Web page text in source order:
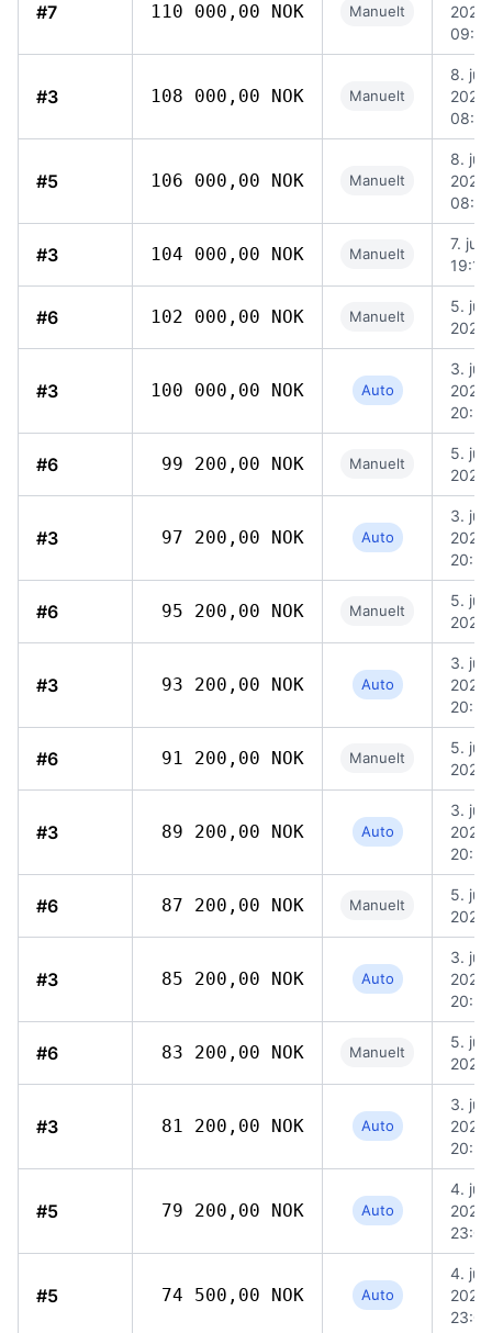
#7 110 000,00 NOK Manuelt
2026,
09:02
#3 108 000,00 NOK Manuelt
8. juni
2026,
#5 106 000,00 NOK Manuelt
8. juni
2026,
08:27
#3 104 000,00 NOK Manuelt
7.
19:16
#6 102 000,00 NOK Manuelt
5. juni
#3 100 000,00 NOK Auto
3. juni
2026,
20:53
#6 99 200,00 NOK Manuelt
5. juni
#3 97 200,00 NOK Auto
3. juni
2026,
20:53
#6 95 200,00 NOK Manuelt
5. juni
#3 93 200,00 NOK Auto
3. juni
2026,
20:53
#6 91 200,00 NOK Manuelt
5. juni
#3 89 200,00 NOK Auto
3. juni
2026,
20:53
#6 87 200,00 NOK Manuelt
5. juni
#3 85 200,00 NOK Auto
3. juni
2026,
20:53
#6 83 200,00 NOK Manuelt
5. juni
#3 81 200,00 NOK Auto
3. juni
2026,
20:53
#5 79 200,00 NOK Auto
4. juni
2026,
23:06
#5 74 500,00 NOK Auto
4. juni
2026,
23:06